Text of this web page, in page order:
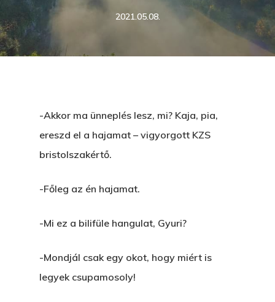
2021.05.08.
-Akkor ma ünneplés lesz, mi? Kaja, pia,
ereszd el a hajamat – vigyorgott KZS
bristolszakértő.
-Főleg az én hajamat.
-Mi ez a bilifüle hangulat, Gyuri?
-Mondjál csak egy okot, hogy miért is
legyek csupamosoly!